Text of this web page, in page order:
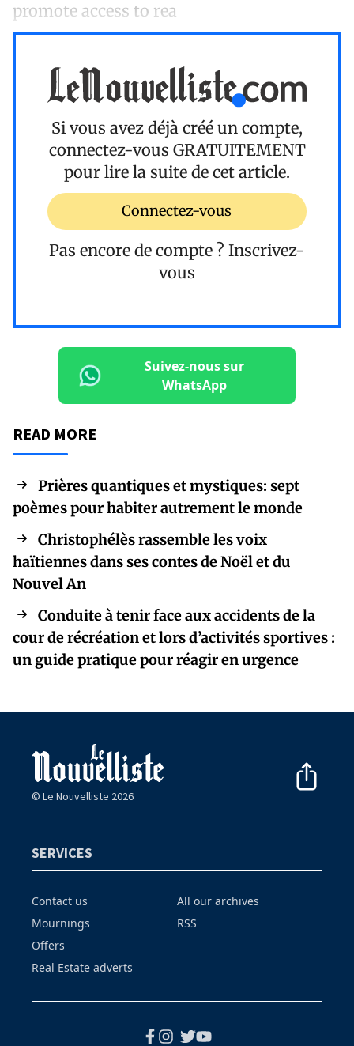
promote access to rea
Si vous avez déjà créé un compte,
connectez-vous GRATUITEMENT
pour lire la suite de cet article.
Connectez-vous
Pas encore de compte ? Inscrivez-
vous
Suivez-nous sur
WhatsApp
READ MORE
Prières quantiques et mystiques: sept
poèmes pour habiter autrement le monde
Christophélès rassemble les voix
haïtiennes dans ses contes de Noël et du
Nouvel An
Conduite à tenir face aux accidents de la
cour de récréation et lors d’activités sportives :
un guide pratique pour réagir en urgence
© Le Nouvelliste 2026
SERVICES
Contact us
Mournings
Offers
Real Estate adverts
All our archives
RSS